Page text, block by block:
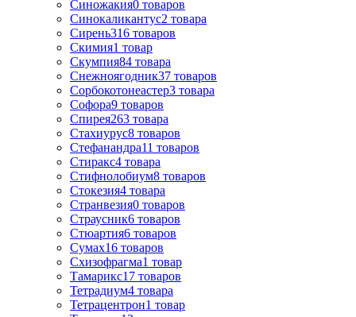
Синожакия0 товаров
Синокаликантус2 товара
Сирень316 товаров
Скимия1 товар
Скумпия84 товара
Снежноягодник37 товаров
Сорбокотонеастер3 товара
Софора9 товаров
Спирея263 товара
Стахиурус8 товаров
Стефанандра11 товаров
Стиракс4 товара
Стифнолобиум8 товаров
Стокезия4 товара
Странвезия0 товаров
Страусник6 товаров
Стюартия6 товаров
Сумах16 товаров
Схизофрагма1 товар
Тамарикс17 товаров
Тетрадиум4 товара
Тетрацентрон1 товар